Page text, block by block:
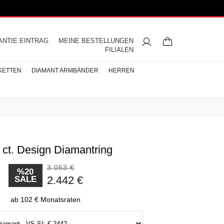
MEINE BESTELLUNGEN
EINTRAG
FILIALEN
Eheringe
Halbmemoire
Diamantringe
Perlen Ohrringe
Buchstaben Halskette
DIAMANT ARMBÄNDER HERREN
Herren Halsketten
Design Diamantring
%20
SALE
3.053 €
2.442 €
ab 102 € Monatsraten